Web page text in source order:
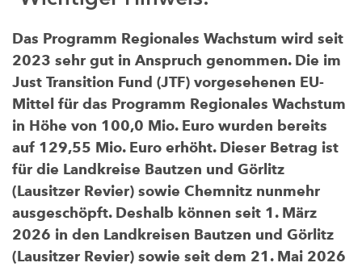
Das Programm Regionales Wachstum wird seit
2023 sehr gut in Anspruch genommen. Die im
Just Transition Fund (JTF) vorgesehenen EU-
Mittel für das Programm Regionales Wachstum
in Höhe von 100,0 Mio. Euro wurden bereits
auf 129,55 Mio. Euro erhöht. Dieser Betrag ist
für die Landkreise Bautzen und Görlitz
(Lausitzer Revier) sowie Chemnitz nunmehr
ausgeschöpft. Deshalb können seit 1. März
2026 in den Landkreisen Bautzen und Görlitz
(Lausitzer Revier) sowie seit dem 21. Mai 2026